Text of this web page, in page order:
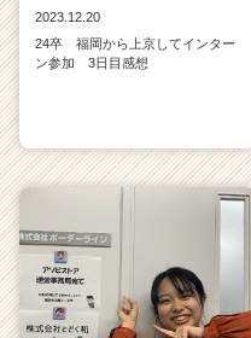
2023.12.20
24卒 福岡から上京してインター
ン参加 3日目感想